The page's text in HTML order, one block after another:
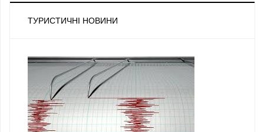
ТУРИСТИЧНІ НОВИНИ